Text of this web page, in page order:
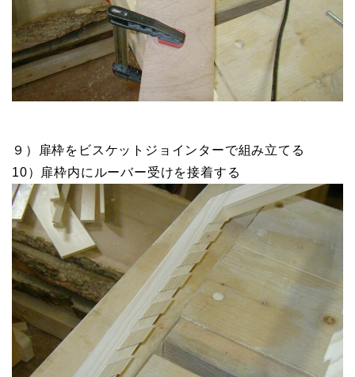
９）扉枠をビスケットジョインターで組み立てる
10）扉枠内にルーバー受けを接着する